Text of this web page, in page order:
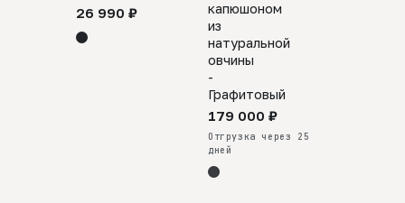
26 990 ₽
капюшоном
из
натуральной
овчины
-
Графитовый
179 000 ₽
Отгрузка через 25
дней